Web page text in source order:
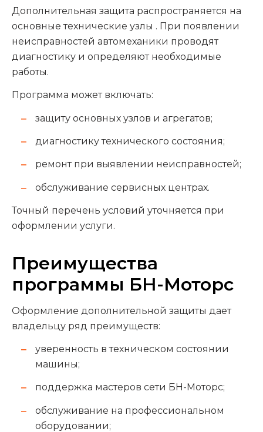
Дополнительная защита распространяется на
основные технические узлы . При появлении
неисправностей автомеханики проводят
диагностику и определяют необходимые
работы.
Программа может включать:
защиту основных узлов и агрегатов;
диагностику технического состояния;
ремонт при выявлении неисправностей;
обслуживание сервисных центрах.
Точный перечень условий уточняется при
оформлении услуги.
Преимущества
программы БН-Моторс
Оформление дополнительной защиты дает
владельцу ряд преимуществ:
уверенность в техническом состоянии
машины;
поддержка мастеров сети БН-Моторс;
обслуживание на профессиональном
оборудовании;